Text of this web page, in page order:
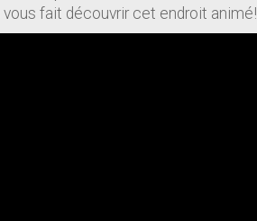
vous fait découvrir cet endroit animé!